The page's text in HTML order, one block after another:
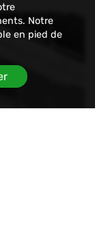
Notre
en pied de